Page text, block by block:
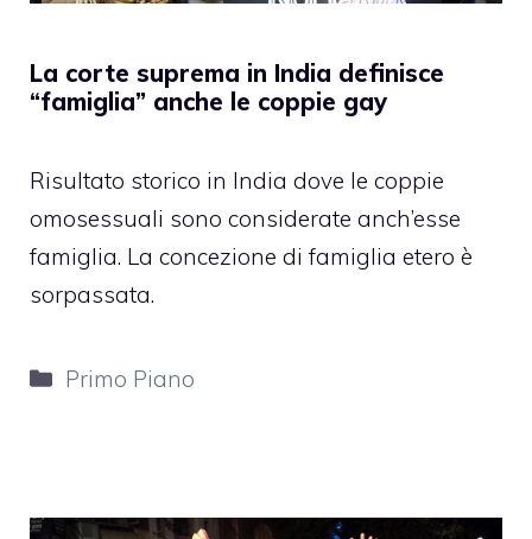
La corte suprema in India definisce
“famiglia” anche le coppie gay
Risultato storico in India dove le coppie
omosessuali sono considerate anch’esse
famiglia. La concezione di famiglia etero è
sorpassata.
Categorie
Primo Piano